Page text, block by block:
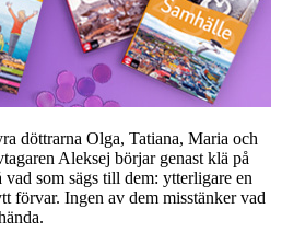
döttrarna Olga, Tatiana, Maria och
Aleksej börjar genast klä på
som sägs till dem: ytterligare en
förvar. Ingen av dem misstänker vad